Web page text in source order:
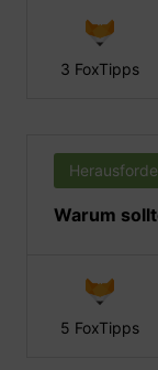
3 FoxTipps
Warum
5 FoxTipps